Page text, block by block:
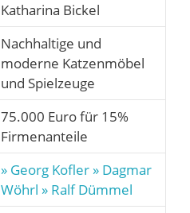
Katharina Bickel
Nachhaltige und
moderne Katzenmöbel
und Spielzeuge
75.000 Euro für 15%
Firmenanteile
» Georg Kofler » Dagmar
Wöhrl » Ralf Dümmel